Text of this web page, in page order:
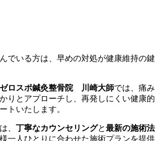
でいる方は、早めの対処が健康維持の鍵
ゼロスポ鍼灸整骨院 川崎大師では、痛み
りとアプローチし、再発しにくい健康的
トいたします。
、 丁寧なカウンセリングと最新の施術法
一人ひとりに合わせた施術プランを提供